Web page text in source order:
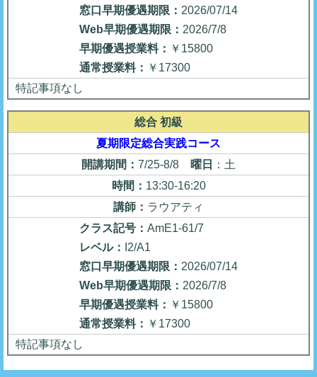
窓口早期優遇期限： 2026/07/14
Web早期優遇期限： 2026/7/8
早期優遇授業料： ￥15800
通常授業料： ￥17300
特記事項なし
総合 初級
夏期限定総合実践コース
開講期間： 7/25-8/8 曜日
：土
時間： 13:30-16:20
講師： ラウアティ
クラス記号： AmE1-61/7
レベル：
I2/A1
窓口早期優遇期限： 2026/07/14
Web早期優遇期限： 2026/7/8
早期優遇授業料： ￥15800
通常授業料： ￥17300
特記事項なし